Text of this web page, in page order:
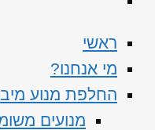
ראשי
מי אנחנו?
החלפת מנוע
מנועים